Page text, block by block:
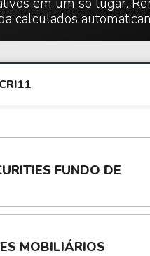
calculados
FUNDO DE
MOBILIÁRIOS